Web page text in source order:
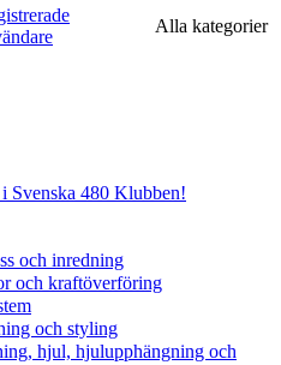
Alla kategorier
480 Klubben!
och inredning
och kraftöverföring
och styling
hjul, hjulupphängning och